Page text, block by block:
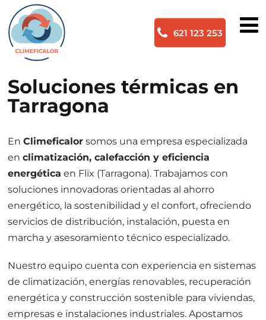
621 123 253
Soluciones térmicas en
Tarragona
EnClimeficalor somos una empresa especializada
enclimatización, calefacción y eficiencia
energética en Flix (Tarragona). Trabajamos con
soluciones innovadoras orientadas al ahorro
energético, la sostenibilidad y el confort, ofreciendo
servicios de distribución, instalación, puesta en
marcha y asesoramiento técnico especializado.
Nuestro equipo cuenta con experiencia en sistemas
de climatización, energías renovables, recuperación
energética y construcción sostenible para viviendas,
empresas e instalaciones industriales. Apostamos